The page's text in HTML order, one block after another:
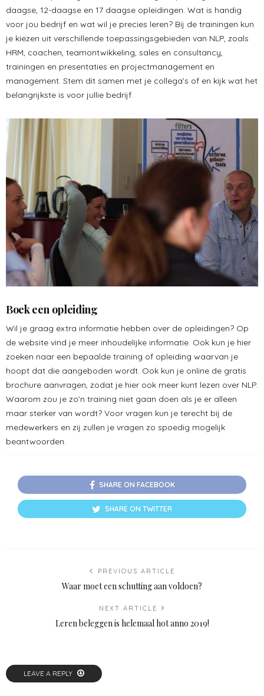
daagse, 12-daagse en 17 daagse opleidingen. Wat is handig
voor jou bedrijf en wat wil je precies leren? Bij de trainingen kun
je kiezen uit verschillende toepassingsgebieden van NLP, zoals
HRM, coachen, teamontwikkeling, sales en consultancy,
trainingen en presentaties en projectmanagement en
management. Stem dit samen met je collega’s of en kijk wat het
belangrijkste is voor jullie bedrijf.
Boek een opleiding
Wil je graag extra informatie hebben over de opleidingen? Op
de website vind je meer inhoudelijke informatie. Ook kun je hier
zoeken naar een bepaalde training of opleiding waarvan je
hoopt dat die aangeboden wordt. Ook kun je online de gratis
brochure aanvragen, zodat je hier ook meer kunt lezen over NLP.
Waarom zou je zo’n training niet gaan doen als je er alleen
maar sterker van wordt? Voor vragen kun je terecht bij de
medewerkers en zij zullen je vragen zo spoedig mogelijk
beantwoorden.
SHARE ON FACEBOOK
SHARE ON TWITTER
PREVIOUS ARTICLE
Waar moet een schutting aan voldoen?
NEXT ARTICLE
Leren beleggen is helemaal hot anno 2019!
LEAVE A REPLY